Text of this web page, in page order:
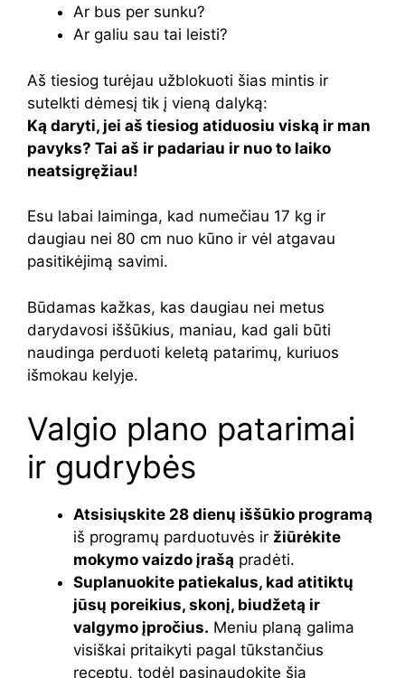
Ar bus per sunku?
Ar galiu sau tai leisti?
Aš tiesiog turėjau užblokuoti šias mintis ir
sutelkti dėmesį tik į vieną dalyką:
Ką daryti, jei aš tiesiog atiduosiu viską ir man
pavyks? Tai aš ir padariau ir nuo to laiko
neatsigręžiau!
Esu labai laiminga, kad numečiau 17 kg ir
daugiau nei 80 cm nuo kūno ir vėl atgavau
pasitikėjimą savimi.
Būdamas kažkas, kas daugiau nei metus
darydavosi iššūkius, maniau, kad gali būti
naudinga perduoti keletą patarimų, kuriuos
išmokau kelyje.
Valgio plano patarimai
ir gudrybės
Atsisiųskite 28 dienų iššūkio programą
iš programų parduotuvės ir žiūrėkite
mokymo vaizdo įrašą pradėti.
Suplanuokite patiekalus, kad atitiktų
jūsų poreikius, skonį, biudžetą ir
valgymo įpročius. Meniu planą galima
visiškai pritaikyti pagal tūkstančius
receptų, todėl pasinaudokite šia